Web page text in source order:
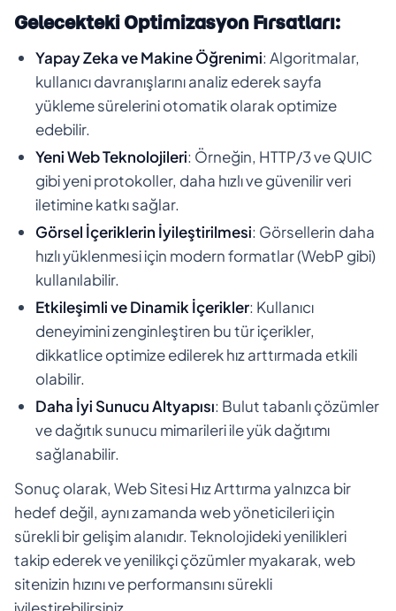
Gelecekteki Optimizasyon Fırsatları:
Yapay Zeka ve Makine Öğrenimi: Algoritmalar,
kullanıcı davranışlarını analiz ederek sayfa
yükleme sürelerini otomatik olarak optimize
edebilir.
Yeni Web Teknolojileri: Örneğin, HTTP/3 ve QUIC
gibi yeni protokoller, daha hızlı ve güvenilir veri
iletimine katkı sağlar.
Görsel İçeriklerin İyileştirilmesi: Görsellerin daha
hızlı yüklenmesi için modern formatlar (WebP gibi)
kullanılabilir.
Etkileşimli ve Dinamik İçerikler: Kullanıcı
deneyimini zenginleştiren bu tür içerikler,
dikkatlice optimize edilerek hız arttırmada etkili
olabilir.
Daha İyi Sunucu Altyapısı: Bulut tabanlı çözümler
ve dağıtık sunucu mimarileri ile yük dağıtımı
sağlanabilir.
Sonuç olarak, Web Sitesi Hız Arttırma yalnızca bir
hedef değil, aynı zamanda web yöneticileri için
sürekli bir gelişim alanıdır. Teknolojideki yenilikleri
takip ederek ve yenilikçi çözümler myakarak, web
sitenizin hızını ve performansını sürekli